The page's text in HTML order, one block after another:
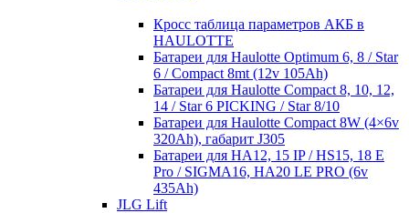
Кросc таблица параметров АКБ в
HAULOTTE
Батареи для Haulotte Optimum 6, 8 / Star
6 / Compact 8mt (12v 105Ah)
Батареи для Haulotte Compact 8, 10, 12,
14 / Star 6 PICKING / Star 8/10
Батареи для Haulotte Compact 8W (4×6v
320Ah), габарит J305
Батареи для HA12, 15 IP / HS15, 18 E
Pro / SIGMA16, HA20 LE PRO (6v
435Ah)
JLG Lift